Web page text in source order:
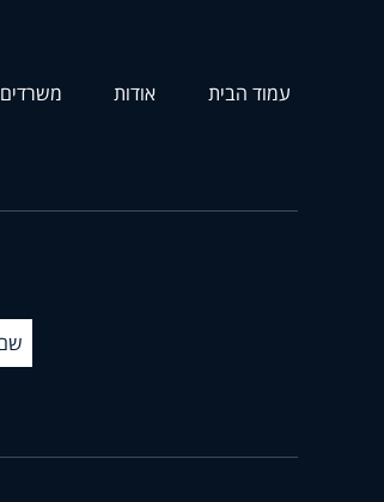
עמוד הבית אודות משרדים